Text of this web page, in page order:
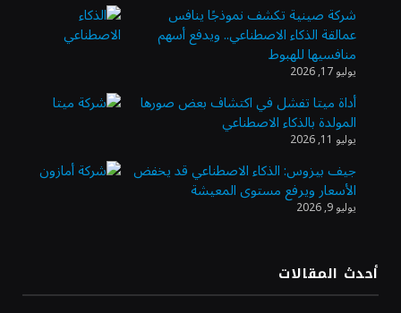
وزير الاستثمار: الموافقة على رخصة مزاولة
الأنشطة المالية عابرة الحدود تطوير للبيئة
الاستثمارية
الذهب يسجل أعلى مستوى في أسبوعين بدعم
من تراجع الدولار
الدولار الأمريكي يتراجع قرب أدنى مستوياته
شركة صينية تكشف نموذجًا ينافس
عمالقة الذكاء الاصطناعي.. ويدفع أسهم
منافسيها للهبوط
يوليو 17, 2026
أداة ميتا تفشل في اكتشاف بعض صورها
المولدة بالذكاء الاصطناعي
يوليو 11, 2026
جيف بيزوس: الذكاء الاصطناعي قد يخفض
الأسعار ويرفع مستوى المعيشة
يوليو 9, 2026
أحدث المقالات